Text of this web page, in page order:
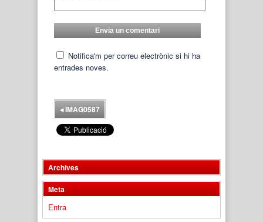
Notifica'm per correu electrònic si hi ha
entrades noves.
◂IMAG0587
Archives
Meta
Entra